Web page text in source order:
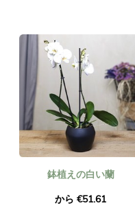
鉢植えの白い蘭
から €51.61